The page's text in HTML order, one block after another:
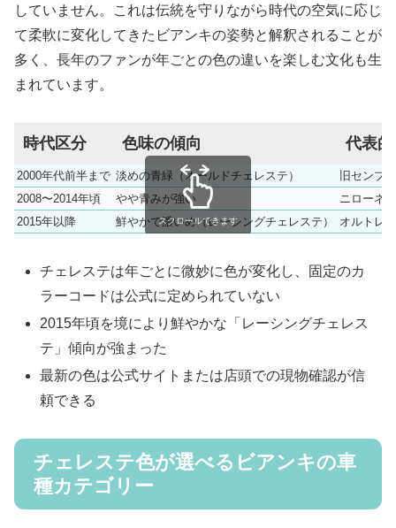
していません。これは伝統を守りながら時代の空気に応じ
て柔軟に変化してきたビアンキの姿勢と解釈されることが
多く、長年のファンが年ごとの色の違いを楽しむ文化も生
まれています。
時代区分 色味の傾向 代表
2000年代前半まで 淡めの青緑（オールドチェレステ）
旧センプ
2008〜2014年頃
やや青みが強い
ニローネ
2015年以降
鮮やかで濃いめ（レーシングチェレステ） オルトレ
スクロールできます
チェレステは年ごとに微妙に色が変化し、固定のカ
ラーコードは公式に定められていない
2015年頃を境により鮮やかな「レーシングチェレス
テ」傾向が強まった
最新の色は公式サイトまたは店頭での現物確認が信
頼できる
チェレステ色が選べるビアンキの車
種カテゴリー